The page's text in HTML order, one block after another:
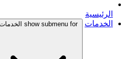
الرئيسية
الخدمات
show submenu for الخدمات